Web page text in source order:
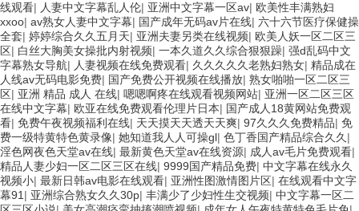
线观看| 人妻中文字幕乱人伦| 亚洲中文字幕一区av| 欧美性丰满熟妇
xxoo| av熟女人妻中文字幕| 国产成年无码av片在线| 六十六节医疗保健操
全套| 婷婷综合久久五月天| 亚洲夫妻另类在线视频| 欧美人妖一区二区三
区| 白丝大胸美女操批内射视频| 一本久道久久综合狠狠躁| 强d乱码中文
字幕熟女导航| 人妻视频在线免费观看| 久久久久久老熟妇熟女| 精品成在
人线av无码电影免费| 国产免费公开视频在线播放| 熟女啪啪一区二区三
区| 亚洲 精品 成人 在线| 嗯嗯啊疼在线观看视频网站| 亚洲一区二区三区
在线中文字幕| 欧亚在线免费观看伦理片日本| 国产成人18黄网站免费观
看| 免费午夜视频福利在线| 天天摸天天透天天爽| 97久久久免费精品| 免
费一级特黄特色黄录像| 她知道我人人可操gl| 色丁香国产精品综合久久 |
淫色网夜色天堂av在线| 最新黄色天堂av在线资源| 成人av毛片免费观看|
精品人妻少妇一区二区三区在线| 9999国产精品免费| 中文字幕在线永久
视频小| 最新日韩av电影在线观看| 亚洲性图激情图片区| 在线观看中文字
幕91 | 亚洲综合熟女久久30p| 丰满少了少妇性生交视频| 中文字幕一区二